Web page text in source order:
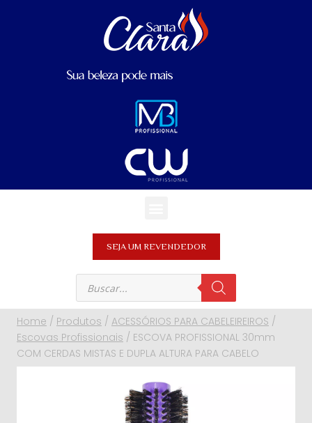
SEJA UM REVENDEDOR
Home / Produtos / ACESSÓRIOS PARA CABELEIREIROS /
Escovas Profissionais / ESCOVA PROFISSIONAL 30mm
COM CERDAS MISTAS E DUPLA ALTURA PARA CABELO